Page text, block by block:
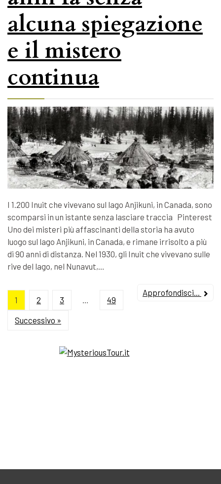
alcuna spiegazione
e il mistero
continua
I 1.200 Inuit che vivevano sul lago Anjikuni, in Canada, sono
scomparsi in un istante senza lasciare traccia Pinterest
Uno dei misteri più affascinanti della storia ha avuto
luogo sul lago Anjikuni, in Canada, e rimane irrisolto a più
di 90 anni di distanza. Nel 1930, gli Inuit che vivevano sulle
rive del lago, nel Nunavut,…
Approfondisci...
1 2 3 49
Successivo »